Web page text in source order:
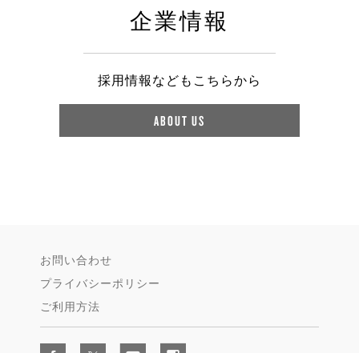
企業情報
採用情報などもこちらから
ABOUT US
お問い合わせ
プライバシーポリシー
ご利用方法